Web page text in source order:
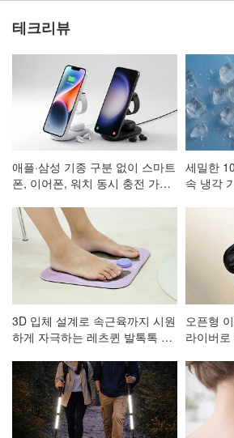
테크리뷰
애플·삼성 기종 구분 없이 스마트
폰, 이어폰, 워치 동시 충전 가능
세밀한
속 냉각
3D 입체 설계로 속근육까지 시원
하게 자극하는 레츠퀸 발톡톡 저
오픈형
라이버
스이어폰